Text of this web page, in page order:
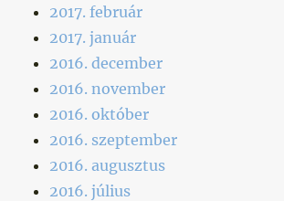
2017. február
2017. január
2016. december
2016. november
2016. október
2016. szeptember
2016. augusztus
2016. július